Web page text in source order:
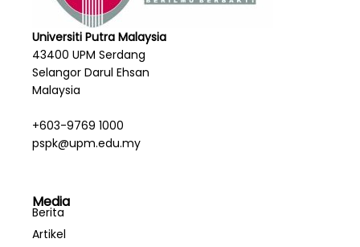
Universiti Putra Malaysia
43400 UPM Serdang
Selangor Darul Ehsan
Malaysia
+603-9769 1000
pspk@upm.edu.my
Media
Berita
Artikel